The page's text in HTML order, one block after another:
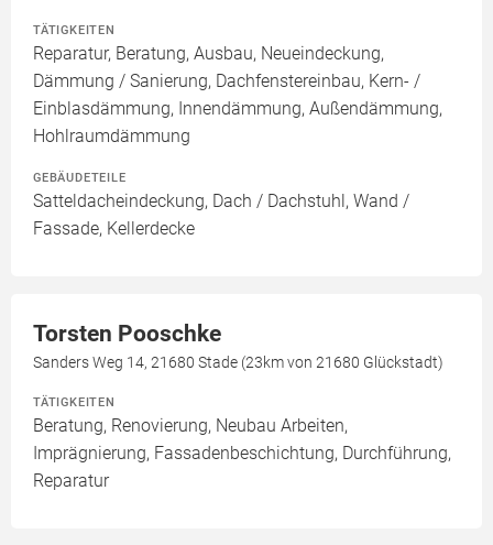
TÄTIGKEITEN
Reparatur, Beratung, Ausbau, Neueindeckung,
Dämmung / Sanierung, Dachfenstereinbau, Kern- /
Einblasdämmung, Innendämmung, Außendämmung,
Hohlraumdämmung
GEBÄUDETEILE
Satteldacheindeckung, Dach / Dachstuhl, Wand /
Fassade, Kellerdecke
Torsten Pooschke
Sanders Weg 14, 21680 Stade (23km von 21680 Glückstadt)
TÄTIGKEITEN
Beratung, Renovierung, Neubau Arbeiten,
Imprägnierung, Fassadenbeschichtung, Durchführung,
Reparatur